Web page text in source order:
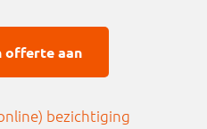
offerte aan
bezichtiging